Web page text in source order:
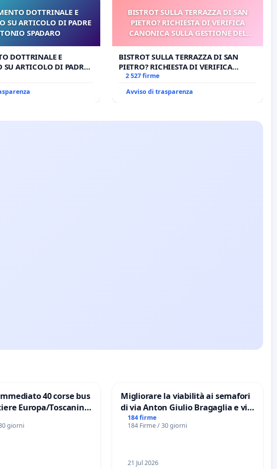
DOTTRINALE E
SU ARTICOLO DI PADRE
SPADARO
DOTTRINALE E
SU ARTICOLO DI PADRE
BISTROT SULLA TERRAZZA DI SAN
PIETRO? RICHIESTA DI VERIFICA
CANONICA SULLA GESTIONE DEL
BISTROT SULLA TERRAZZA DI SAN
PIETRO? RICHIESTA DI VERIFICA
CANONICA SULLA GESTIONE DEL
2 527 firme
Avviso di trasparenza
40 corse bus
Europa/Toscanini
giorni
Migliorare la viabilità ai semafori
di via Anton Giulio Bragaglia e via
Tieri XV MUNICIPIO DI ROMA
184 firme
184 Firme / 30 giorni
21 Jul 2026